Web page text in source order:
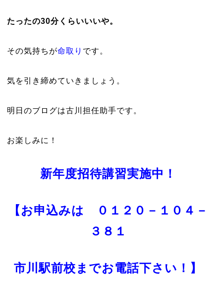
たったの30分くらいいいや。
その気持ちが命取り です。
気を引き締めていきましょう。
明日のブログは古川担任助手です。
お楽しみに！
新年度招待講習実施中！
【お申込みは
０１２０－１０４－
３８１
市川駅前校までお電話下さい！】